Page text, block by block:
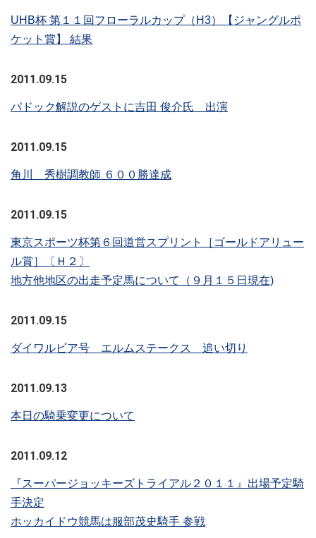
UHB杯 第１１回フローラルカップ（H3）【ジャングルポ
ケット賞】 結果
2011.09.15
パドック解説のゲストに吉田 俊介氏 出演
2011.09.15
角川 秀樹調教師 ６００勝達成
2011.09.15
東京スポーツ杯第６回道営スプリント［ゴールドアリュー
ル賞］〔Ｈ２〕
地方他地区の出走予定馬について（９月１５日現在)
2011.09.15
ダイワルビア号 エルムステークス 追い切り
2011.09.13
本日の騎乗変更について
2011.09.12
『スーパージョッキーズトライアル２０１１』出場予定騎
手決定
ホッカイドウ競馬は服部茂史騎手 参戦